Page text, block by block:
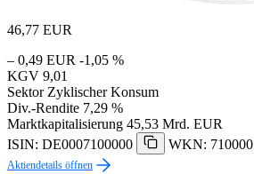
46,77 EUR
– 0,49 EUR -1,05 %
KGV 9,01
Sektor Zyklischer Konsum
Div.-Rendite 7,29 %
Marktkapitalisierung 45,53 Mrd. EUR
ISIN: DE0007100000
WKN: 710000
Aktiendetails öffnen